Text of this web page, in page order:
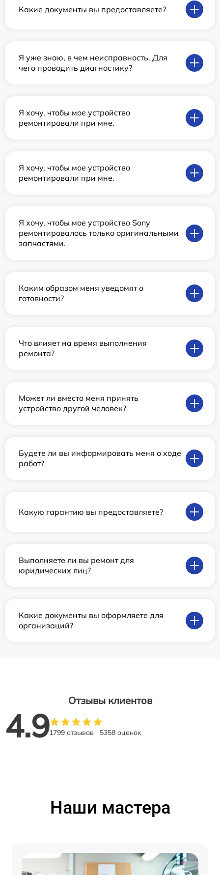
Какие документы вы предоставляете?
Я уже знаю, в чем неисправность. Для
чего проводить диагностику?
Я хочу, чтобы мое устройство
ремонтировали при мне.
Я хочу, чтобы мое устройство
ремонтировали при мне.
Я хочу, чтобы мое устройство Sony
ремонтировалось только оригинальными
запчастями.
Каким образом меня уведомят о
готовности?
Что влияет на время выполнения
ремонта?
Может ли вместо меня принять
устройство другой человек?
Будете ли вы информировать меня о ходе
работ?
Какую гарантию вы предоставляете?
Выполняете ли вы ремонт для
юридических лиц?
Какие документы вы оформляете для
организаций?
Отзывы клиентов
4.91799 отзывов 5358 оценок
Наши мастера